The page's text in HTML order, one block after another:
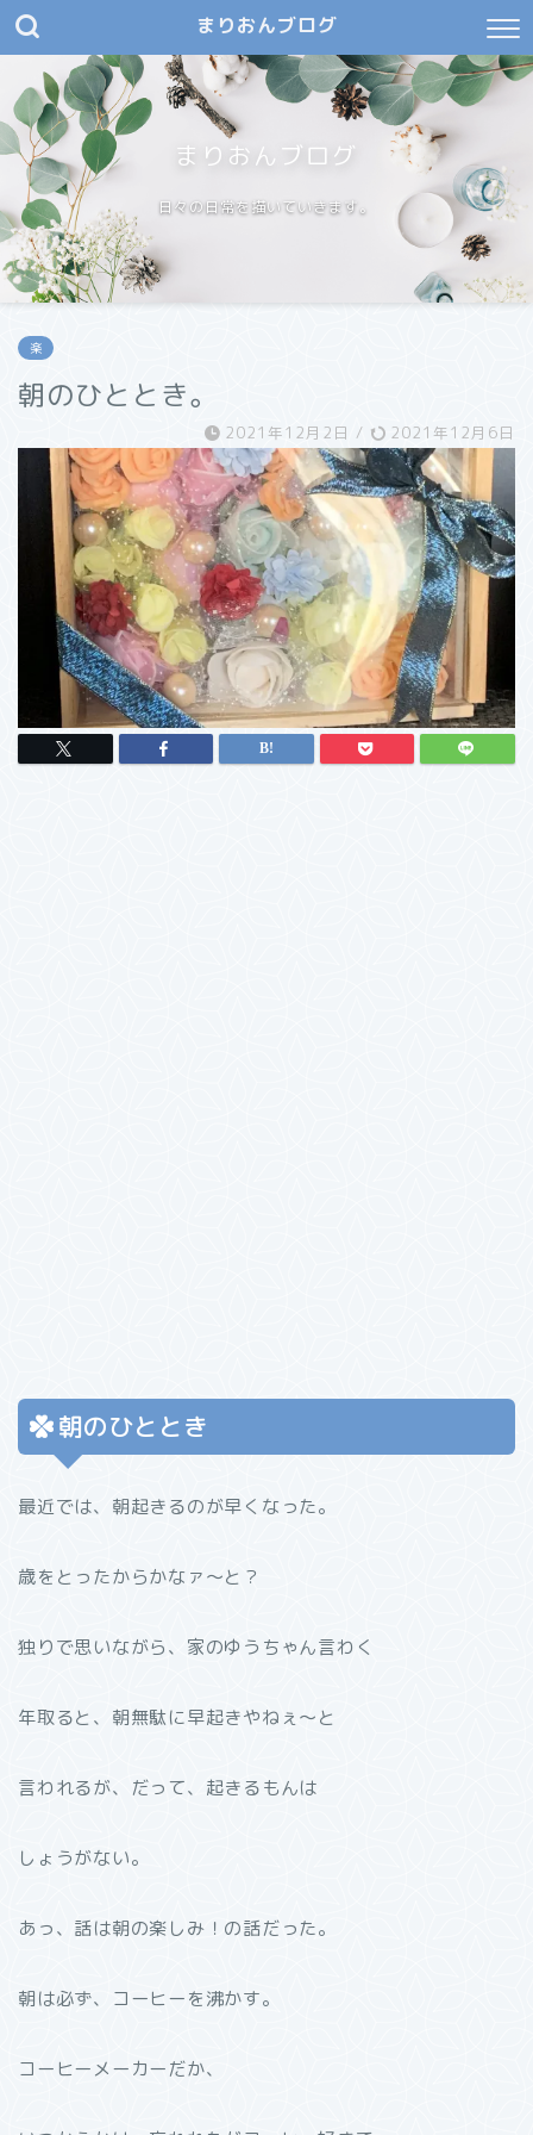
まりおんブログ
まりおんブログ
日々の日常を描いていきます。
楽
朝のひととき。
2021年12月2日 / 2021年12月6日
朝のひととき
最近では、朝起きるのが早くなった。
歳をとったからかなァ〜と？
独りで思いながら、家のゆうちゃん言わく
年取ると、朝無駄に早起きやねぇ〜と
言われるが、だって、起きるもんは
しょうがない。
あっ、話は朝の楽しみ！の話だった。
朝は必ず、コーヒーを沸かす。
コーヒーメーカーだか、